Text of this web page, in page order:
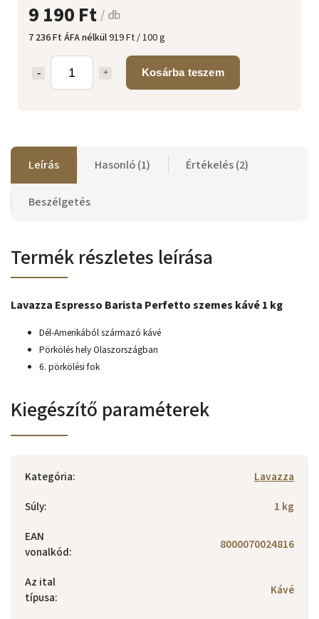
9 190 Ft/ db
7 236 Ft ÁFA nélkül919 Ft / 100 g
Kosárba teszem
Leírás Hasonló (1) Értékelés (2)
Beszélgetés
Termék részletes leírása
Lavazza Espresso Barista Perfetto szemes kávé 1 kg
Dél-Amerikából származó kávé
Pörkölés hely Olaszországban
6. pörkölési fok
Kiegészítő paraméterek
Kategória:
Lavazza
Súly:
1 kg
EAN
vonalkód: 8000070024816
Az ital
típusa: Kávé